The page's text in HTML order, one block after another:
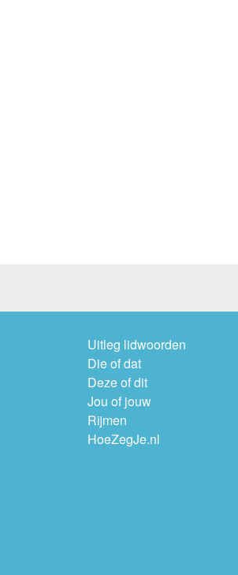
Uitleg lidwoorden
Die of dat
Deze of dit
Jou of jouw
Rijmen
HoeZegJe.nl